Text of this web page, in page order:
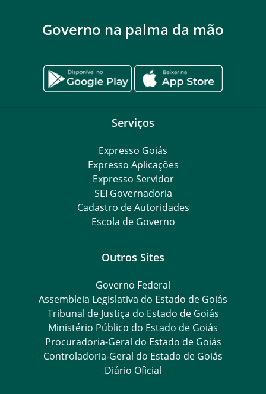
Governo na palma da mão
Serviços
Expresso Goiás
Expresso Aplicações
Expresso Servidor
SEI Governadoria
Cadastro de Autoridades
Escola de Governo
Outros Sites
Governo Federal
Assembleia Legislativa do Estado de Goiás
Tribunal de Justiça do Estado de Goiás
Ministério Público do Estado de Goiás
Procuradoria-Geral do Estado de Goiás
Controladoria-Geral do Estado de Goiás
Diário Oficial